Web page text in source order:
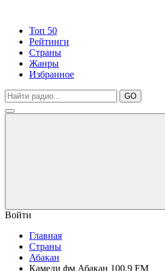
Топ 50
Рейтинги
Страны
Жанры
Избранное
GO
Войти
Главная
Страны
Абакан
Камеди фм Абакан 100.9 FM